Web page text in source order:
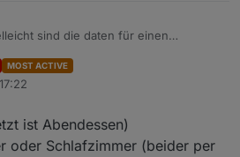
sind die daten für einen
ap ist - ist dies der fall, würde das
auf false setzen - unabhängig von
kannst du mal dieses log ansehen
MOST ACTIVE
ist Abendessen)
oder Schlafzimmer (beider per